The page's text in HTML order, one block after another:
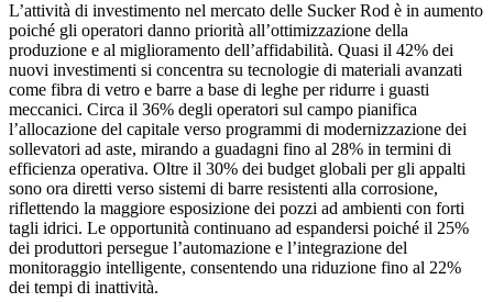
L’attività di investimento nel mercato delle Sucker Rod è in aumento
poiché gli operatori danno priorità all’ottimizzazione della
produzione e al miglioramento dell’affidabilità. Quasi il 42% dei
nuovi investimenti si concentra su tecnologie di materiali avanzati
come fibra di vetro e barre a base di leghe per ridurre i guasti
meccanici. Circa il 36% degli operatori sul campo pianifica
l’allocazione del capitale verso programmi di modernizzazione dei
sollevatori ad aste, mirando a guadagni fino al 28% in termini di
efficienza operativa. Oltre il 30% dei budget globali per gli appalti
sono ora diretti verso sistemi di barre resistenti alla corrosione,
riflettendo la maggiore esposizione dei pozzi ad ambienti con forti
tagli idrici. Le opportunità continuano ad espandersi poiché il 25%
dei produttori persegue l’automazione e l’integrazione del
monitoraggio intelligente, consentendo una riduzione fino al 22%
dei tempi di inattività.